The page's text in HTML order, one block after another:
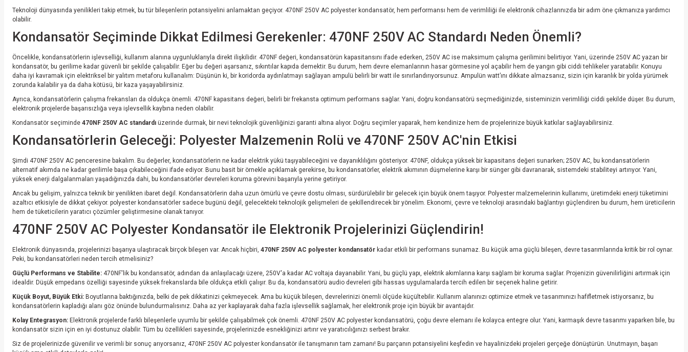
Teknoloji dünyasında yenilikleri takip etmek, bu tür bileşenlerin potansiyelini anlamaktan geçiyor. 470NF 250V AC polyester kondansatör, hem performansı hem de verimliliği ile elektronik cihazlarınızda bir adım öne çıkmanıza yardımcı
olabilir.
Kondansatör Seçiminde Dikkat Edilmesi Gerekenler: 470NF 250V AC Standardı Neden Önemli?
Öncelikle, kondansatörlerin işlevselliği, kullanım alanına uygunluklarıyla direkt ilişkilidir. 470NF değeri, kondansatörün kapasitansını ifade ederken, 250V AC ise maksimum çalışma gerilimini belirtiyor. Yani, üzerinde 250V AC yazan bir
kondansatör, bu gerilime kadar güvenli bir şekilde çalışabilir. Eğer bu değeri aşarsanız, sıkıntılar kapıda demektir. Bu durum, hem devre elemanlarının hasar görmesine yol açabilir hem de yangın gibi ciddi tehlikeler yaratabilir. Konuyu
daha iyi kavramak için elektriksel bir yalıtım metaforu kullanalım: Düşünün ki, bir koridorda aydınlatmayı sağlayan ampulü belirli bir watt ile sınırlandırıyorsunuz. Ampulün watt’ını dikkate almazsanız, sizin için karanlık bir yolda yürümek
zorunda kalabilir ya da daha kötüsü, bir kaza yaşayabilirsiniz.
Ayrıca, kondansatörlerin çalışma frekansları da oldukça önemli. 470NF kapasitans değeri, belirli bir frekansta optimum performans sağlar. Yani, doğru kondansatörü seçmediğinizde, sisteminizin verimliliği ciddi şekilde düşer. Bu durum,
elektronik projelerde başarısızlığa veya işlevsellik kaybına neden olabilir.
Kondansatör seçiminde 470NF 250V AC standardı üzerinde durmak, bir nevi teknolojik güvenliğinizi garanti altına alıyor. Doğru seçimler yaparak, hem kendinize hem de projelerinize büyük katkılar sağlayabilirsiniz.
Kondansatörlerin Geleceği: Polyester Malzemenin Rolü ve 470NF 250V AC'nin Etkisi
Şimdi 470NF 250V AC penceresine bakalım. Bu değerler, kondansatörlerin ne kadar elektrik yükü taşıyabileceğini ve dayanıklılığını gösteriyor. 470NF, oldukça yüksek bir kapasitans değeri sunarken; 250V AC, bu kondansatörlerin
alternatif akımda ne kadar gerilimle başa çıkabileceğini ifade ediyor. Bunu basit bir örnekle açıklamak gerekirse, bu kondansatörler, elektrik akımının düşmelerine karşı bir sünger gibi davranarak, sistemdeki stabiliteyi artırıyor. Yani,
yüksek enerji dalgalanmaları yaşadığınızda dahi, bu kondansatörler devreleri koruma görevini başarıyla yerine getiriyor.
Ancak bu gelişim, yalnızca teknik bir yenilikten ibaret değil. Kondansatörlerin daha uzun ömürlü ve çevre dostu olması, sürdürülebilir bir gelecek için büyük önem taşıyor. Polyester malzemelerinin kullanımı, üretimdeki enerji tüketimini
azaltıcı etkisiyle de dikkat çekiyor. polyester kondansatörler sadece bugünü değil, gelecekteki teknolojik gelişmeleri de şekillendirecek bir yönelim. Ekonomi, çevre ve teknoloji arasındaki bağlantıyı güçlendiren bu durum, hem üreticilerin
hem de tüketicilerin yaratıcı çözümler geliştirmesine olanak tanıyor.
470NF 250V AC Polyester Kondansatör ile Elektronik Projelerinizi Güçlendirin!
Elektronik dünyasında, projelerinizi başarıya ulaştıracak birçok bileşen var. Ancak hiçbiri, 470NF 250V AC polyester kondansatör kadar etkili bir performans sunamaz. Bu küçük ama güçlü bileşen, devre tasarımlarında kritik bir rol oynar.
Peki, bu kondansatörleri neden tercih etmelisiniz?
Güçlü Performans ve Stabilite: 470NF'lik bu kondansatör, adından da anlaşılacağı üzere, 250V'a kadar AC voltaja dayanabilir. Yani, bu güçlü yapı, elektrik akımlarına karşı sağlam bir koruma sağlar. Projenizin güvenilirliğini artırmak için
idealdir. Düşük empedans özelliği sayesinde yüksek frekanslarda bile oldukça etkili çalışır. Bu da, kondansatörü audio devreleri gibi hassas uygulamalarda tercih edilen bir seçenek haline getirir.
Küçük Boyut, Büyük Etki: Boyutlarına baktığınızda, belki de pek dikkatinizi çekmeyecek. Ama bu küçük bileşen, devrelerinizi önemli ölçüde küçültebilir. Kullanım alanınızı optimize etmek ve tasarımınızı hafifletmek istiyorsanız, bu
kondansatörlerin kapladığı alanı göz önünde bulundurmalısınız. Daha az yer kaplayarak daha fazla işlevsellik sağlamak, her elektronik proje için büyük bir avantajdır.
Kolay Entegrasyon: Elektronik projelerde farklı bileşenlerle uyumlu bir şekilde çalışabilmek çok önemli. 470NF 250V AC polyester kondansatörü, çoğu devre elemanı ile kolayca entegre olur. Yani, karmaşık devre tasarımı yaparken bile, bu
kondansatör sizin için en iyi dostunuz olabilir. Tüm bu özellikleri sayesinde, projelerinizde esnekliğinizi artırır ve yaratıcılığınızı serbest bırakır.
Siz de projelerinizde güvenilir ve verimli bir sonuç arıyorsanız, 470NF 250V AC polyester kondansatör ile tanışmanın tam zamanı! Bu parçanın potansiyelini keşfedin ve hayalinizdeki projeleri gerçeğe dönüştürün. Unutmayın, başarı